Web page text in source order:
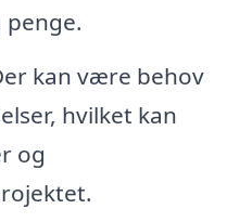
kan være behov
hvilket kan
og